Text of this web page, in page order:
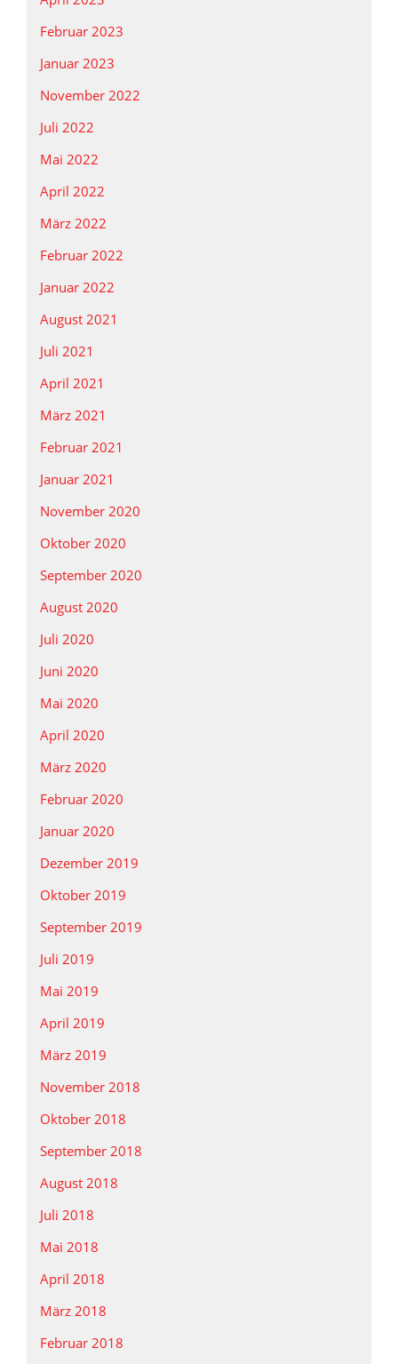
Februar 2023
Januar 2023
November 2022
Juli 2022
Mai 2022
April 2022
März 2022
Februar 2022
Januar 2022
August 2021
Juli 2021
April 2021
März 2021
Februar 2021
Januar 2021
November 2020
Oktober 2020
September 2020
August 2020
Juli 2020
Juni 2020
Mai 2020
April 2020
März 2020
Februar 2020
Januar 2020
Dezember 2019
Oktober 2019
September 2019
Juli 2019
Mai 2019
April 2019
März 2019
November 2018
Oktober 2018
September 2018
August 2018
Juli 2018
Mai 2018
April 2018
März 2018
Februar 2018